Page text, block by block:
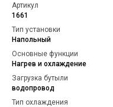
Артикул
1661
Тип установки
Напольный
Основные функции
Нагрев и охлаждение
Загрузка бутыли
водопровод
Тип охлаждения